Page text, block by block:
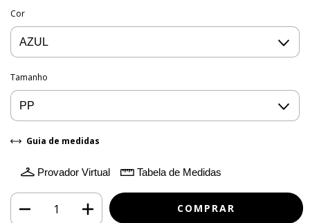
Cor
Tamanho
Guia de medidas
Provador Virtual Tabela de Medidas